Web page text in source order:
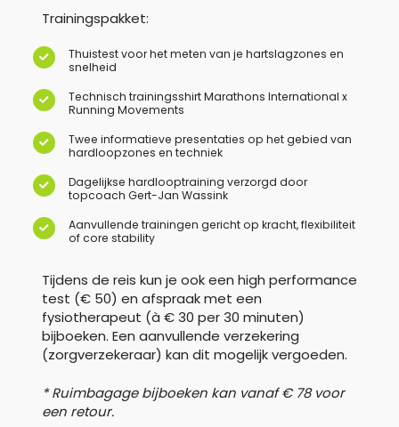
Trainingspakket:
Thuistest voor het meten van je hartslagzones en
snelheid
Technisch trainingsshirt Marathons International x
Running Movements
Twee informatieve presentaties op het gebied van
hardloopzones en techniek
Dagelijkse hardlooptraining verzorgd door
topcoach Gert-Jan Wassink
Aanvullende trainingen gericht op kracht, flexibiliteit
of core stability
Tijdens de reis kun je ook een high performance
test (€ 50) en afspraak met een
fysiotherapeut (à € 30 per 30 minuten)
bijboeken. Een aanvullende verzekering
(zorgverzekeraar) kan dit mogelijk vergoeden.
* Ruimbagage bijboeken kan vanaf € 78 voor
een retour.